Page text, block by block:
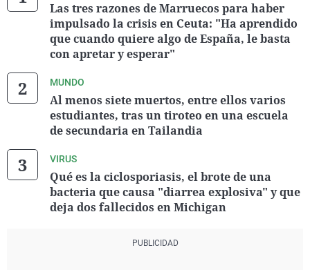
Las tres razones de Marruecos para haber
impulsado la crisis en Ceuta: "Ha aprendido
que cuando quiere algo de España, le basta
con apretar y esperar"
MUNDO
Al menos siete muertos, entre ellos varios
estudiantes, tras un tiroteo en una escuela
de secundaria en Tailandia
VIRUS
Qué es la ciclosporiasis, el brote de una
bacteria que causa "diarrea explosiva" y que
deja dos fallecidos en Michigan